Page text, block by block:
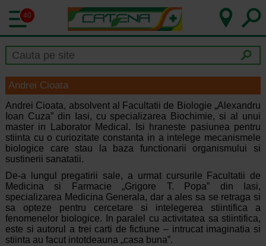
40
Andrei Cioata
Andrei Cioata, absolvent al Facultatii de Biologie „Alexandru
Ioan Cuza” din Iasi, cu specializarea Biochimie, si al unui
master in Laborator Medical. Isi hraneste pasiunea pentru
stiinta cu o curiozitate constanta in a intelege mecanismele
biologice care stau la baza functionarii organismului si
sustinerii sanatatii.
De-a lungul pregatirii sale, a urmat cursurile Facultatii de
Medicina si Farmacie „Grigore T. Popa” din Iasi,
specializarea Medicina Generala, dar a ales sa se retraga si
sa opteze pentru cercetare si intelegerea stiintifica a
fenomenelor biologice. In paralel cu activitatea sa stiintifica,
este si autorul a trei carti de fictiune – intrucat imaginatia si
stiinta au facut intotdeauna „casa buna”.